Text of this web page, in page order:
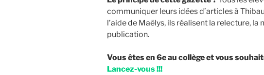
communiquer leurs idées d’articles à
l’aide de Maëlys, ils réalisent la relecture, la
publication.
Vous êtes en 6e au collège et vous
Lancez-vous !!!